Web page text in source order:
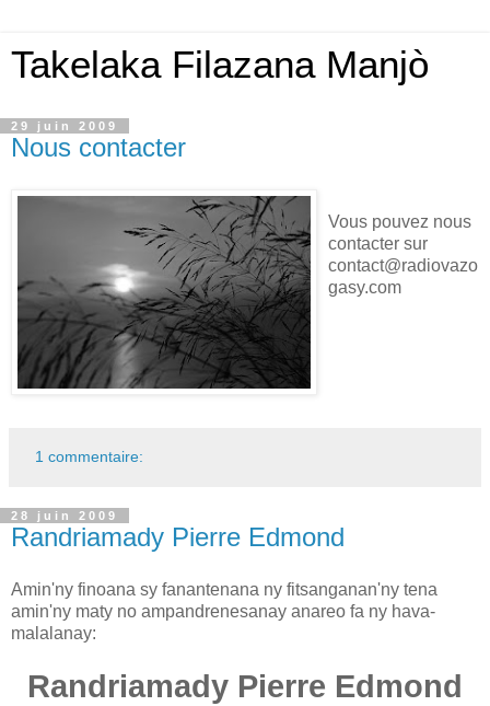
Takelaka Filazana Manjò
29 juin 2009
Nous contacter
Vous pouvez nous
contacter sur
contact@radiovazo
gasy.com
1 commentaire:
28 juin 2009
Randriamady Pierre Edmond
Amin'ny finoana sy fanantenana ny fitsanganan'ny tena
amin'ny maty no ampandrenesanay anareo fa ny hava-
malalanay:
Randriamady Pierre Edmond